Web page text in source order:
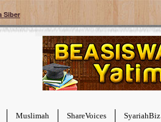
Siber
Muslimah ShareVoices SyariahBiz